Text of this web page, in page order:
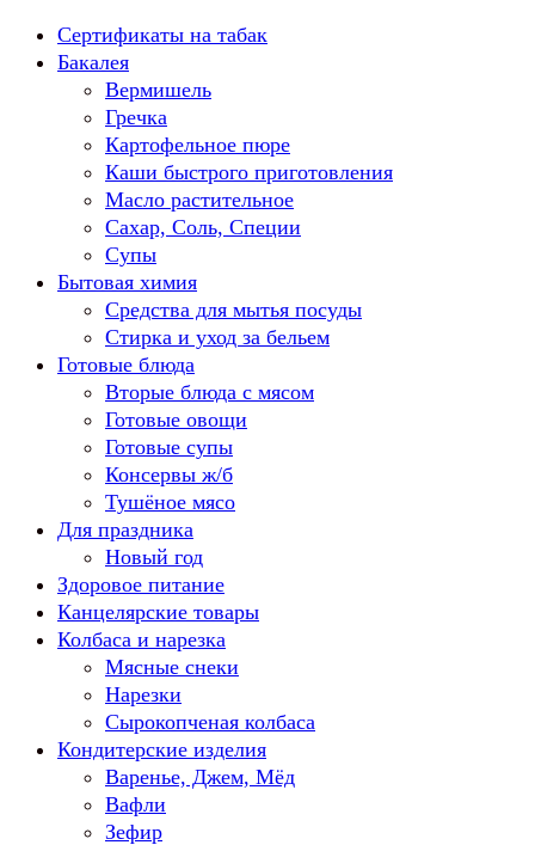
Перейти
содержанию
Сертификаты на табак
Бакалея
Вермишель
Гречка
Картофельное пюре
Каши быстрого приготовления
Масло растительное
Сахар, Соль, Специи
Супы
Бытовая химия
Средства для мытья посуды
Стирка и уход за бельем
Готовые блюда
Вторые блюда с мясом
Готовые овощи
Готовые супы
Консервы ж/б
Тушёное мясо
Для праздника
Новый год
Здоровое питание
Канцелярские товары
Колбаса и нарезка
Мясные снеки
Нарезки
Сырокопченая колбаса
Кондитерские изделия
Варенье, Джем, Мёд
Вафли
Зефир